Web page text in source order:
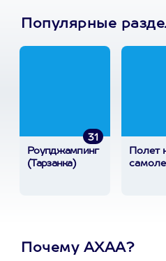
Популярные
31
Роупджампинг
(Тарзанка)
Полет
Почему АХАА?